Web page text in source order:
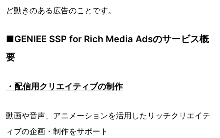
ど動きのある広告のことです。
■GENIEE SSP for Rich Media Adsのサービス概
要
・配信用クリエイティブの制作
動画や音声、アニメーションを活用したリッチクリエイテ
ィブの企画・制作をサポート